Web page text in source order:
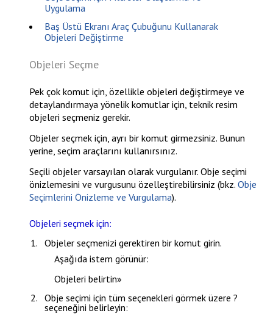
Uygulama
Baş Üstü Ekranı Araç Çubuğunu Kullanarak
Objeleri Değiştirme
Objeleri Seçme
Pek çok komut için, özellikle objeleri değiştirmeye ve
detaylandırmaya yönelik komutlar için, teknik resim
objeleri seçmeniz gerekir.
Objeler seçmek için, ayrı bir komut girmezsiniz. Bunun
yerine, seçim araçlarını kullanırsınız.
Seçili objeler varsayılan olarak vurgulanır. Obje seçimi
önizlemesini ve vurgusunu özelleştirebilirsiniz (bkz.Obje
Seçimlerini Önizleme ve Vurgulama).
Objeleri seçmek için:
Objeler seçmenizi gerektiren bir komut girin.
Aşağıda istem görünür:
Objeleri belirtin»
Obje seçimi için tüm seçenekleri görmek üzere?
seçeneğini belirleyin: